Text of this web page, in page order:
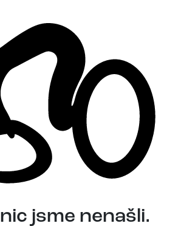
nic jsme nenašli.